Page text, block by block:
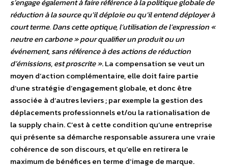
s’engage également à faire référence à la politique globale de
réduction à la source qu’il déploie ou qu’il entend déployer à
court terme. Dans cette optique, l’utilisation de l’expression «
neutre en carbone » pour qualifier un produit ou un
événement, sans référence à des actions de réduction
d’émissions, est proscrite ». La compensation se veut un
moyen d’action complémentaire, elle doit faire partie
d’une stratégie d’engagement globale, et donc être
associée à d’autres leviers ; par exemple la gestion des
déplacements professionnels et/ou la rationalisation de
la supply chain. C’est à cette condition qu’une entreprise
qui présente sa démarche responsable assurera une vraie
cohérence de son discours, et qu’elle en retirera le
maximum de bénéfices en terme d’image de marque.